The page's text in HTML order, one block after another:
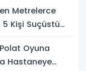
Metrelerce
5 Kişi Suçüstü
Oyuna
Hastaneye